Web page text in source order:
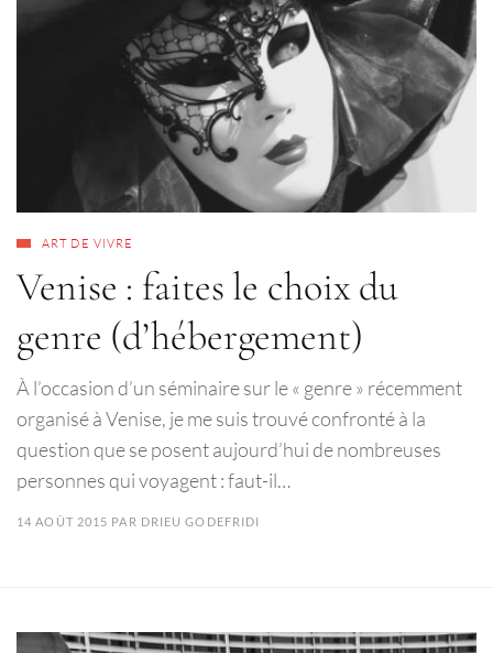
ART DE VIVRE
Venise : faites le choix du
genre (d’hébergement)
À l’occasion d’un séminaire sur le « genre » récemment
organisé à Venise, je me suis trouvé confronté à la
question que se posent aujourd’hui de nombreuses
personnes qui voyagent : faut-il…
14 AOÛT 2015 PAR DRIEU GODEFRIDI